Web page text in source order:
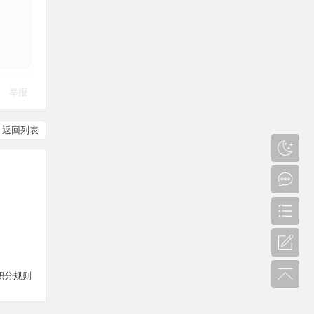
举报
返回列表
分规则